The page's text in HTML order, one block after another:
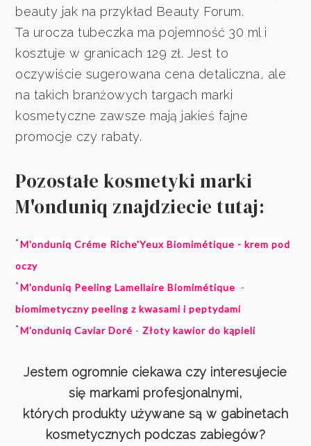
beauty jak na przykład Beauty Forum.
Ta urocza tubeczka ma pojemność 30 ml i
kosztuje w granicach 129 zł. Jest to
oczywiście sugerowana cena detaliczna, ale
na takich branżowych targach marki
kosmetyczne zawsze mają jakieś fajne
promocje czy rabaty.
Pozostałe kosmetyki marki
M'onduniq znajdziecie tutaj:
*M'onduniq Créme Riche'Yeux Biomimétique - krem pod
oczy
*M'onduniq Peeling Lamellaire Biomimétique -
biomimetyczny peeling z kwasami i peptydami
*M'onduniq Caviar Doré - Złoty kawior do kąpieli
Jestem ogromnie ciekawa czy interesujecie
się markami profesjonalnymi,
których produkty używane są w gabinetach
kosmetycznych podczas zabiegów?